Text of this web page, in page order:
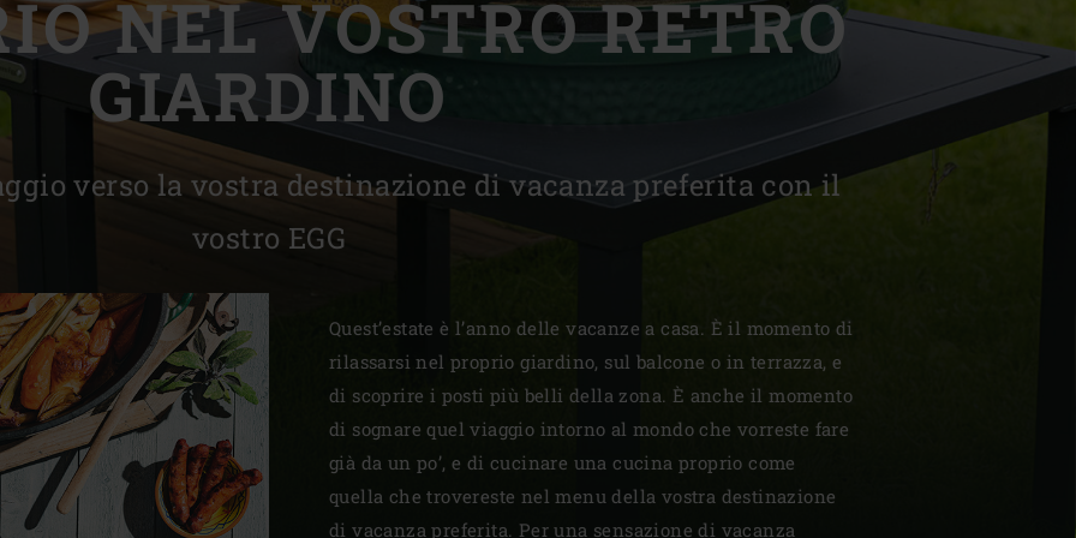
Slovenia | Slovenija
Spain | España
Switzerland (French) | Schweiz (Français)
Switzerland | Schweiz
NEL VOSTRO RETRO
GIARDINO
verso la vostra destinazione di vacanza preferita con il
vostro EGG
Quest’estate è l’anno delle vacanze a casa. È il momento di
rilassarsi nel proprio giardino, sul balcone o in terrazza, e
di scoprire i posti più belli della zona. È anche il momento
di sognare quel viaggio intorno al mondo che vorreste fare
già da un po’, e di cucinare una cucina proprio come
quella che trovereste nel menu della vostra destinazione
di vacanza preferita. Per una sensazione di vacanza